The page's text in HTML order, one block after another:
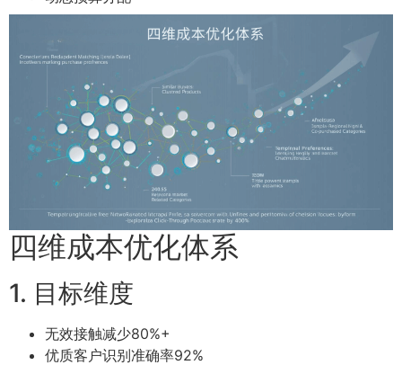
四维成本优化体系
1. 目标维度
无效接触减少80%+
优质客户识别准确率92%